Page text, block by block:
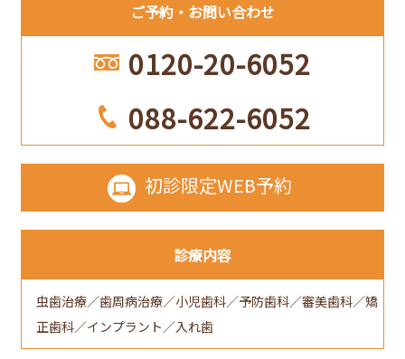
ご予約 お問い合わせ
0120-20-6052
088-622-6052
初診限定WEB予約
診療内容
虫歯治療／歯周病治療／小児歯科／予防歯科／審美歯科／矯
正歯科／インプラント／入れ歯